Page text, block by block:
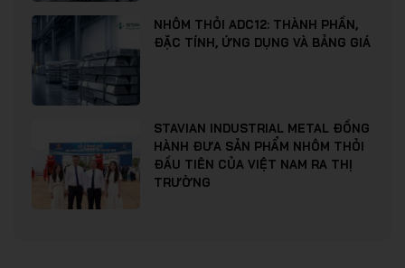
NHÔM THỎI ADC12: THÀNH PHẦN,
ĐẶC TÍNH, ỨNG DỤNG VÀ BẢNG GIÁ
STAVIAN INDUSTRIAL METAL ĐỒNG
HÀNH ĐƯA SẢN PHẨM NHÔM THỎI
ĐẦU TIÊN CỦA VIỆT NAM RA THỊ
TRƯỜNG